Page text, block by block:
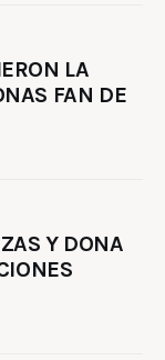
LA
FAN DE
Y DONA